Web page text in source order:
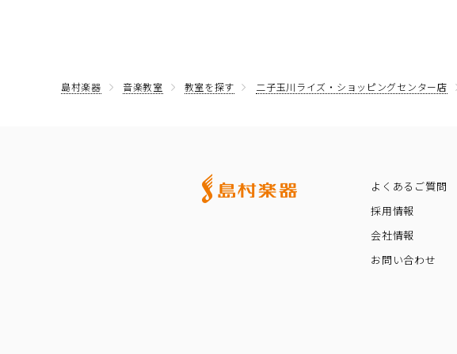
島村楽器 音楽教室 教室を探す 二子玉川ライズ・ショッピングセンター店
よくあるご質問
採用情報
会社情報
お問い合わせ